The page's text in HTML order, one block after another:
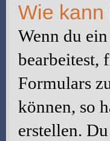
Wie kann
Wenn du
bearbeitest,
Formulars
können, so
erstellen.